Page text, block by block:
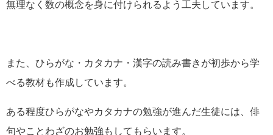
無理なく数の概念を身に付けられるよう工夫しています。
また、ひらがな・カタカナ・漢字の読み書きが初歩から学
べる教材も作成しています。
ある程度ひらがなやカタカナの勉強が進んだ生徒には、俳
句やことわざのお勉強もしてもらいます。